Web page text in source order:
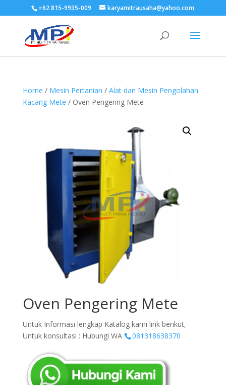
+62 815-9935-009 karyamitrausaha@yahoo.com
Home / Mesin Pertanian / Alat dan Mesin Pengolahan
Kacang Mete / Oven Pengering Mete
Oven Pengering Mete
Untuk Informasi lengkap Katalog kami link berikut,
Untuk konsultasi : Hubungi WA
081318638370